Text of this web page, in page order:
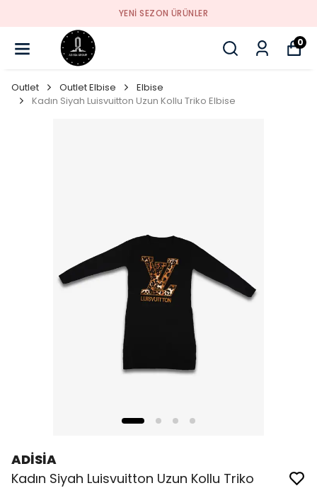
YENI SEZON ÜRÜNLER
0
Outlet Outlet Elbise
Elbise
Kadın Siyah Luisvuitton Uzun Kollu Triko Elbise
ADİSİA
Kadın Siyah Luisvuitton Uzun Kollu Triko